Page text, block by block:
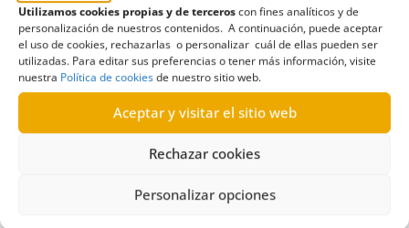
Utilizamos cookies propias y de terceroscon fines analíticos y de
personalización de nuestros contenidos. A continuación, puede aceptar
el uso de cookies, rechazarlas o personalizar cuál de ellas pueden ser
utilizadas. Para editar sus preferencias o tener más información, visite
nuestra Política de cookiesde nuestro sitio web.
Aceptar y visitar el sitio web
Rechazar cookies
Personalizar opciones